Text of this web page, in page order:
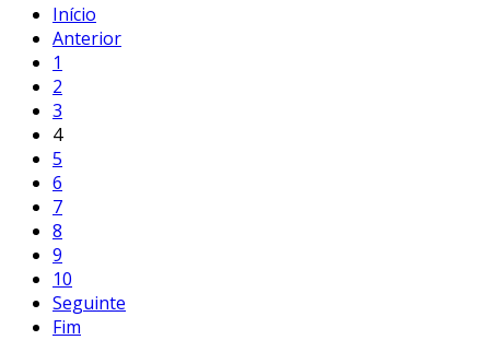
Início
Anterior
1
2
3
4
5
6
7
8
9
10
Seguinte
Fim